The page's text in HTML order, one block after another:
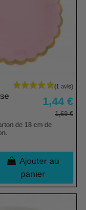
1,44 €
1,69 €
de 18 cm de
Ajouter au
panier